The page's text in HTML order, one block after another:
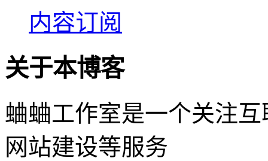
内容订阅
关于本博客
蛐蛐工作室是一个关注
网站建设等服务